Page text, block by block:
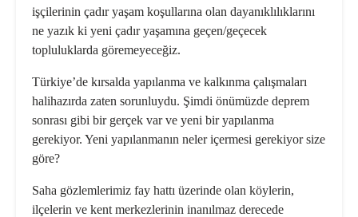
işçilerinin çadır yaşam koşullarına olan dayanıklılıklarını
ne yazık ki yeni çadır yaşamına geçen/geçecek
topluluklarda göremeyeceğiz.
Türkiye’de kırsalda yapılanma ve kalkınma çalışmaları
halihazırda zaten sorunluydu. Şimdi önümüzde deprem
sonrası gibi bir gerçek var ve yeni bir yapılanma
gerekiyor. Yeni yapılanmanın neler içermesi gerekiyor size
göre?
Saha gözlemlerimiz fay hattı üzerinde olan köylerin,
ilçelerin ve kent merkezlerinin inanılmaz derecede